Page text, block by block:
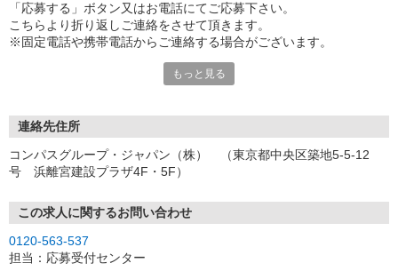
「応募する」ボタン又はお電話にてご応募下さい。
こちらより折り返しご連絡をさせて頂きます。
※固定電話や携帯電話からご連絡する場合がございます。
［2］携帯のショートメッセージ（SMS）に質問フォームをお送り
メッセージに従ってご質問にご回答頂き、ご都合の良い面接日
程をご選択ください♪
連絡させて頂きます。
↓
［3］面接実施。履歴書（写真貼付）をお持ちください。
面接では仕事内容や職場についてなど、気になることやご希望は
もっと見る
連絡先住所
コンパスグループ・ジャパン（株） （東京都中央区築地5-5-12
号 浜離宮建設プラザ4F・5F）
この求人に関するお問い合わせ
0120-563-537
担当：応募受付センター